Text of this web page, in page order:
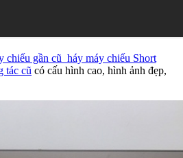
chiếu gần cũ háy máy chiếu Short
tác cũ có cấu hình cao, hình ảnh đẹp,